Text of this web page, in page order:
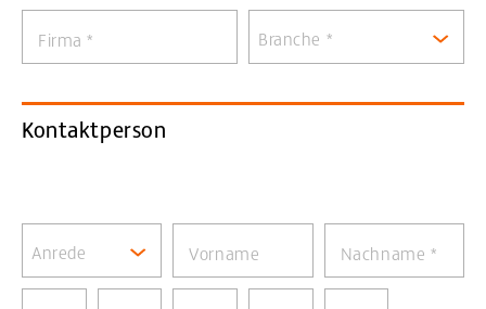
Firma* Branche *
Kontaktperson
Anrede Vorname Nachname *